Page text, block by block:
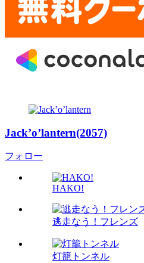
Jack’o’lantern(2057)
フォロー
HAKO!
逃走なう！フレンズ
灯籠トンネル